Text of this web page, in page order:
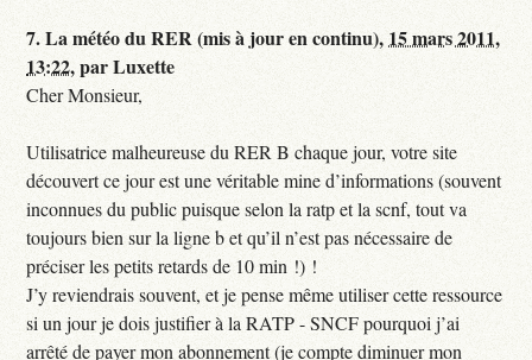
7.La météo du RER (mis à jour en continu), 15 mars 2011,
13:22,parLuxette
Cher Monsieur,
Utilisatrice malheureuse du RER B chaque jour, votre site
découvert ce jour est une véritable mine d’informations (souvent
inconnues du public puisque selon la ratp et la scnf, tout va
toujours bien sur la ligne b et qu’il n’est pas nécessaire de
préciser les petits retards de 10 min !) !
J’y reviendrais souvent, et je pense même utiliser cette ressource
si un jour je dois justifier à la RATP - SNCF pourquoi j’ai
arrêté de payer mon abonnement (je compte diminuer mon